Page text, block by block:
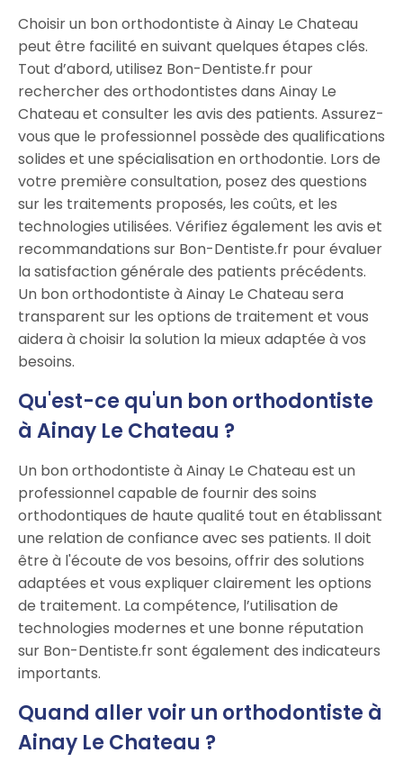
Choisir un bon orthodontiste à Ainay Le Chateau
peut être facilité en suivant quelques étapes clés.
Tout d’abord, utilisez Bon-Dentiste.fr pour
rechercher des orthodontistes dans Ainay Le
Chateau et consulter les avis des patients. Assurez-
vous que le professionnel possède des qualifications
solides et une spécialisation en orthodontie. Lors de
votre première consultation, posez des questions
sur les traitements proposés, les coûts, et les
technologies utilisées. Vérifiez également les avis et
recommandations sur Bon-Dentiste.fr pour évaluer
la satisfaction générale des patients précédents.
Un bon orthodontiste à Ainay Le Chateau sera
transparent sur les options de traitement et vous
aidera à choisir la solution la mieux adaptée à vos
besoins.
Qu'est-ce qu'un bon orthodontiste
à Ainay Le Chateau ?
Un bon orthodontiste à Ainay Le Chateau est un
professionnel capable de fournir des soins
orthodontiques de haute qualité tout en établissant
une relation de confiance avec ses patients. Il doit
être à l'écoute de vos besoins, offrir des solutions
adaptées et vous expliquer clairement les options
de traitement. La compétence, l’utilisation de
technologies modernes et une bonne réputation
sur Bon-Dentiste.fr sont également des indicateurs
importants.
Quand aller voir un orthodontiste à
Ainay Le Chateau ?